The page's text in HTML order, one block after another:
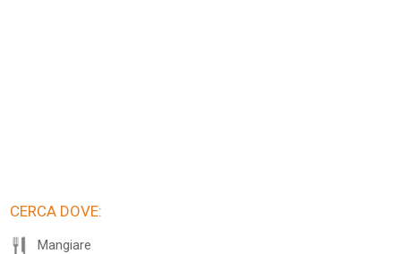
CERCA DOVE:
Mangiare